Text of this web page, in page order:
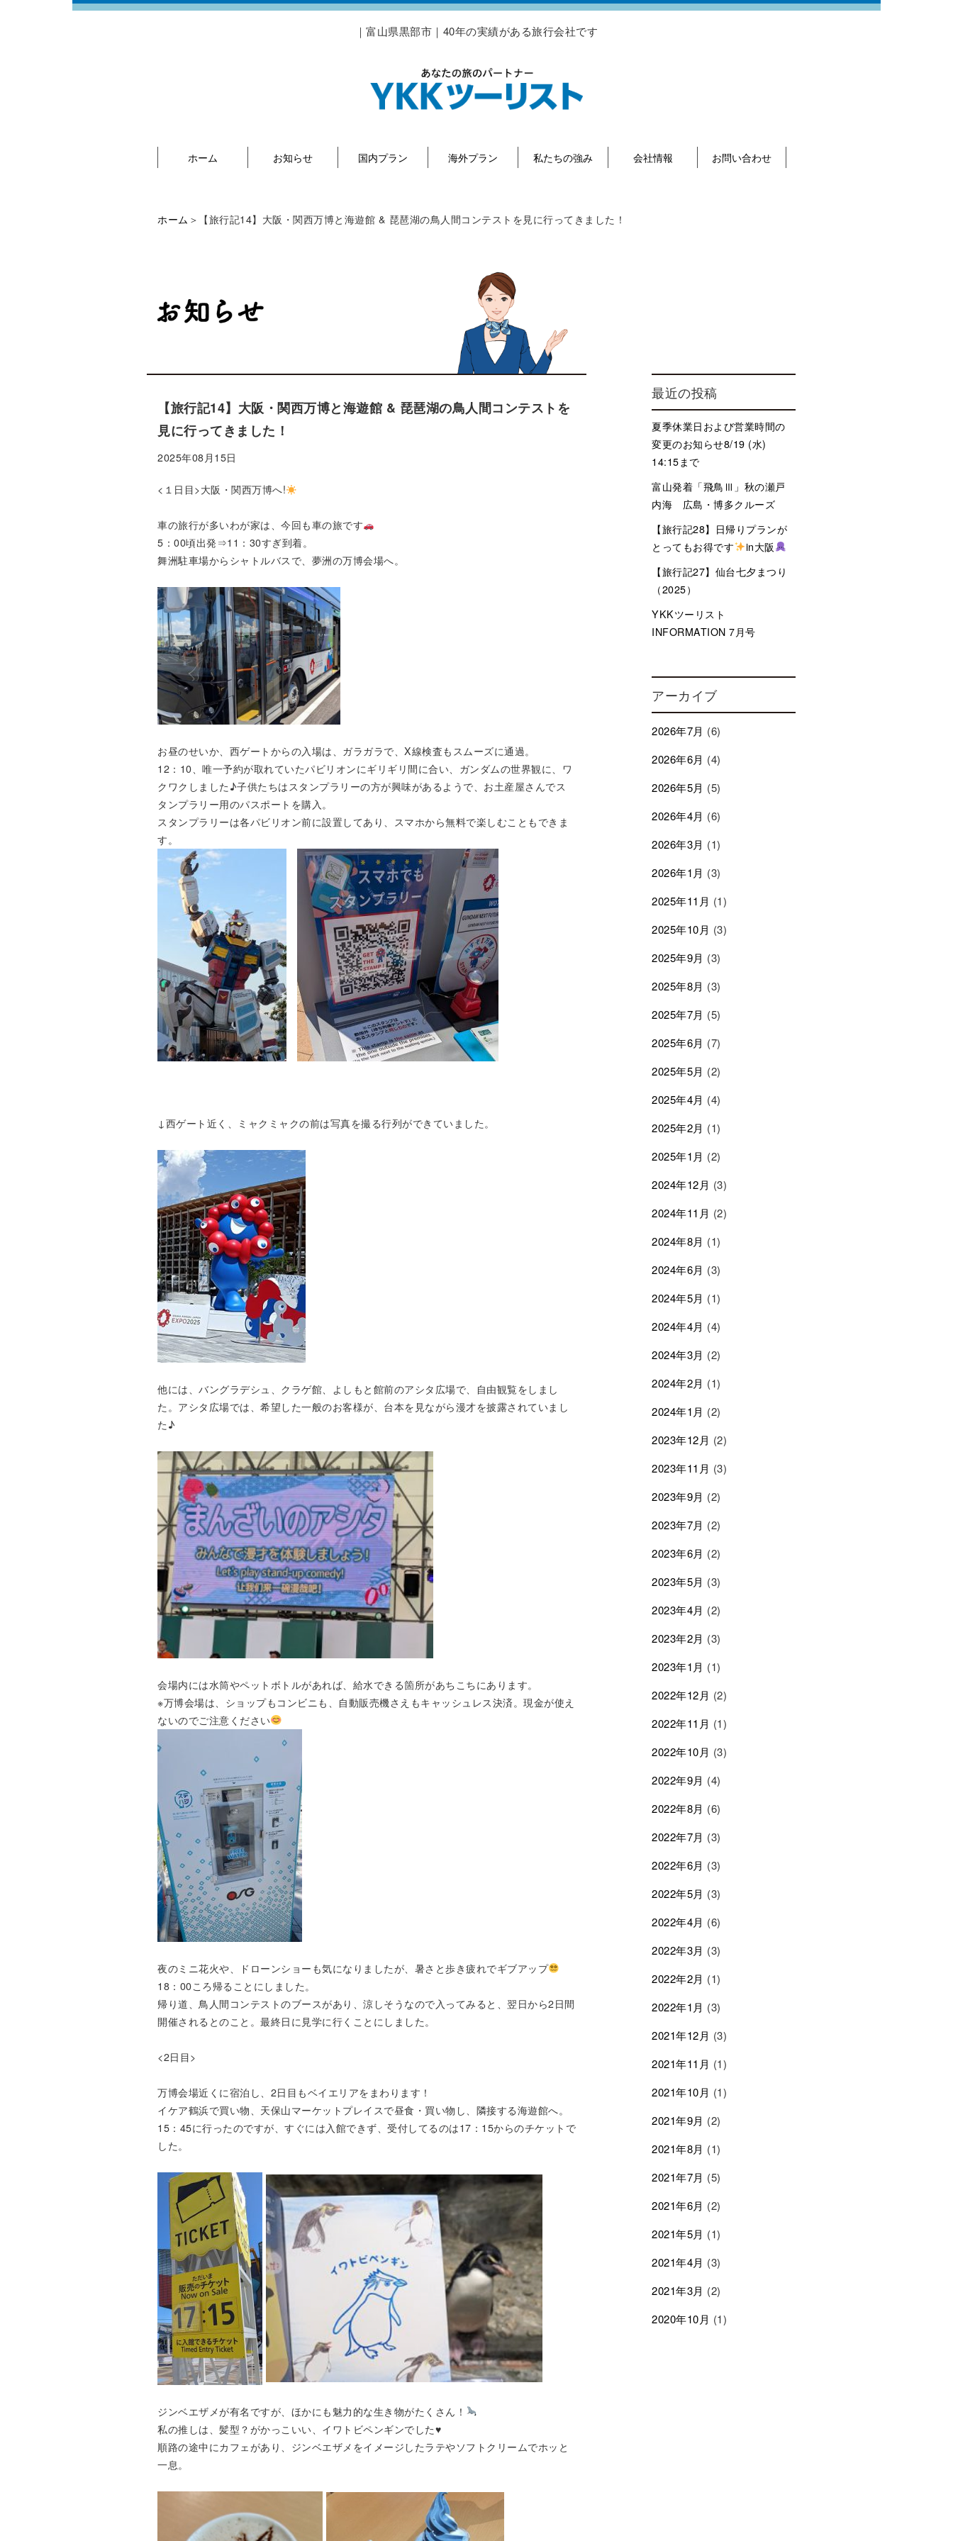
｜富山県黒部市｜40年の実績がある旅行会社です
ホーム お知らせ 国内プラン 海外プラン 私たちの強み 会社情報 お問い合わせ
ホーム ＞【旅行記14】大阪・関西万博と海遊館 & 琵琶湖の鳥人間コンテストを見に行ってきました！
【旅行記14】大阪・関西万博と海遊館 & 琵琶湖の鳥人間コンテストを
見に行ってきました！
2025年08月15日
<１日目>大阪・関西万博へ!
車の旅行が多いわが家は、今回も車の旅です
5：00頃出発⇒11：30すぎ到着。
舞洲駐車場からシャトルバスで、夢洲の万博会場へ。
お昼のせいか、西ゲートからの入場は、ガラガラで、X線検査もスムーズに通過。
12：10、唯一予約が取れていたパビリオンにギリギリ間に合い、ガンダムの世界観に、ワ
クワクしました♪子供たちはスタンプラリーの方が興味があるようで、お土産屋さんでス
タンプラリー用のパスポートを購入。
スタンプラリーは各パビリオン前に設置してあり、スマホから無料で楽しむこともできま
す。
↓西ゲート近く、ミャクミャクの前は写真を撮る行列ができていました。
他には、バングラデシュ、クラゲ館、よしもと館前のアシタ広場で、自由観覧をしまし
た。アシタ広場では、希望した一般のお客様が、台本を見ながら漫才を披露されていまし
た♪
会場内には水筒やペットボトルがあれば、給水できる箇所があちこちにあります。
※万博会場は、ショップもコンビニも、自動販売機さえもキャッシュレス決済。現金が使え
ないのでご注意ください
夜のミニ花火や、ドローンショーも気になりましたが、暑さと歩き疲れでギブアップ
18：00ころ帰ることにしました。
帰り道、鳥人間コンテストのブースがあり、涼しそうなので入ってみると、翌日から2日間
開催されるとのこと。最終日に見学に行くことにしました。
<2日目>
万博会場近くに宿泊し、2日目もベイエリアをまわります！
イケア鶴浜で買い物、天保山マーケットプレイスで昼食・買い物し、隣接する海遊館へ。
15：45に行ったのですが、すぐには入館できず、受付してるのは17：15からのチケットで
した。
ジンベエザメが有名ですが、ほかにも魅力的な生き物がたくさん！
私の推しは、髪型？がかっこいい、イワトビペンギンでした♥️
順路の途中にカフェがあり、ジンベエザメをイメージしたラテやソフトクリームでホッと
一息。
最近の投稿
夏季休業日および営業時間の
変更のお知らせ8/19 (水)
14:15まで
富山発着「飛鳥Ⅲ」秋の瀬戸
内海 広島・博多クルーズ
【旅行記28】日帰りプランが
とってもお得です
in大阪
【旅行記27】仙台七夕まつり
（2025）
YKKツーリスト
INFORMATION 7月号
アーカイブ
2026年7月 (6)
2026年6月 (4)
2026年5月 (5)
2026年4月 (6)
2026年3月 (1)
2026年1月 (3)
2025年11月 (1)
2025年10月 (3)
2025年9月 (3)
2025年8月 (3)
2025年7月 (5)
2025年6月 (7)
2025年5月 (2)
2025年4月 (4)
2025年2月 (1)
2025年1月 (2)
2024年12月 (3)
2024年11月 (2)
2024年8月 (1)
2024年6月 (3)
2024年5月 (1)
2024年4月 (4)
2024年3月 (2)
2024年2月 (1)
2024年1月 (2)
2023年12月 (2)
2023年11月 (3)
2023年9月 (2)
2023年7月 (2)
2023年6月 (2)
2023年5月 (3)
2023年4月 (2)
2023年2月 (3)
2023年1月 (1)
2022年12月 (2)
2022年11月 (1)
2022年10月 (3)
2022年9月 (4)
2022年8月 (6)
2022年7月 (3)
2022年6月 (3)
2022年5月 (3)
2022年4月 (6)
2022年3月 (3)
2022年2月 (1)
2022年1月 (3)
2021年12月 (3)
2021年11月 (1)
2021年10月 (1)
2021年9月 (2)
2021年8月 (1)
2021年7月 (5)
2021年6月 (2)
2021年5月 (1)
2021年4月 (3)
2021年3月 (2)
2020年10月 (1)